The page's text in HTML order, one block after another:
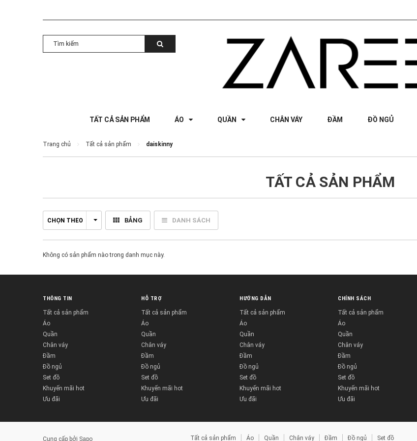
TẤT CẢ SẢN PHẨM ÁO QUẦN CHÂN VÁY ĐẦM ĐỒ NGỦ
Trang chủ Tất cả sản phẩm daiskinny
TẤT CẢ SẢN PHẨM
CHỌN THEO BẢNG DANH SÁCH
Không có sản phẩm nào trong danh mục này.
THÔNG TIN
Tất cả sản phẩm
Áo
Quần
Chân váy
Đầm
Đồ ngủ
Set đồ
Khuyến mãi hot
Ưu đãi
HỖ TRỢ
Tất cả sản phẩm
Áo
Quần
Chân váy
Đầm
Đồ ngủ
Set đồ
Khuyến mãi hot
Ưu đãi
HƯỚNG DẪN
Tất cả sản phẩm
Áo
Quần
Chân váy
Đầm
Đồ ngủ
Set đồ
Khuyến mãi hot
Ưu đãi
CHÍNH SÁCH
Tất cả sản phẩm
Áo
Quần
Chân váy
Đầm
Đồ ngủ
Set đồ
Khuyến mãi hot
Ưu đãi
Cung cấp bởi Sapo Tất cả sản phẩm Áo Quần Chân váy Đầm Đồ ngủ Set đồ